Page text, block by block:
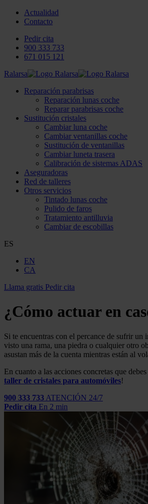
Actualidad
Contacto
Pedir cita
900 333 733
671 015 121
Ralarsa
Reparación parabrisas
Reparación lunas coche
Reparar parabrisas coche
Sustitución cristales
Cambiar luna coche
Cambiar ventanillas coche
Sustitución de ventanillas
Cambiar luneta trasera
Calibración de sistemas ADAS
Aseguradoras
Red de talleres
Otros servicios
Tintado lunas coche
Pulido de faros
Tratamiento antilluvia
Cambiar de escobillas
ES
EN
CA
Llama gratis Pedir cita
¿Cómo actuar en
Si te encuentras con el percance de sufrir un
visto una rama, una piedra o cualquier otro
asustan más de la cuenta mientras están al
En cuanto a las acciones concretas que
taller de cristales para automóviles!
900 333 733 ATENCIÓN 24/7
Pedir cita En 2 min